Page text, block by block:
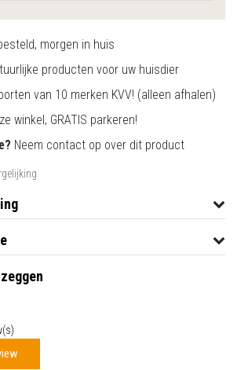
morgen in huis
producten voor uw huisdier
van 10 merken KVV! (alleen afhalen)
winkel, GRATIS parkeren!
Neem contact op over dit product